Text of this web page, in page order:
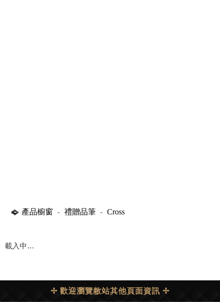
產品櫥窗 - 禮贈品筆 - Cross
載入中…
✢ 歡迎瀏覽敝站其他頁面資訊 ✢